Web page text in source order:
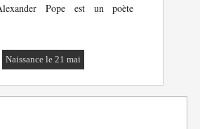
Pope est un poète
Naissance le 21 mai